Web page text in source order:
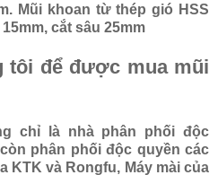
Mũi khoan từ thép gió HSS
cắt sâu 25mm
tôi để được mua mũi
chỉ là nhà phân phối độc
phân phối độc quyền các
KTK và Rongfu, Máy mài của